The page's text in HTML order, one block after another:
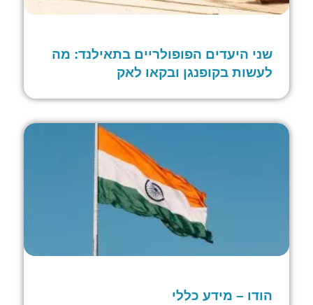
שני היעדים הפופולריים בתאילנד: מה
לעשות בקופנגן ובקאו לאק
הודו – מידע כללי